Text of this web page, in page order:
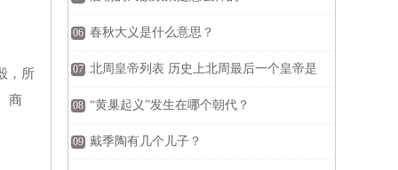
，所
商
06 春秋大义是什么意思？
07 北周皇帝列表 历史上北周最后一个皇帝是
谁？
08 “黄巢起义”发生在哪个朝代？
09 戴季陶有几个儿子？